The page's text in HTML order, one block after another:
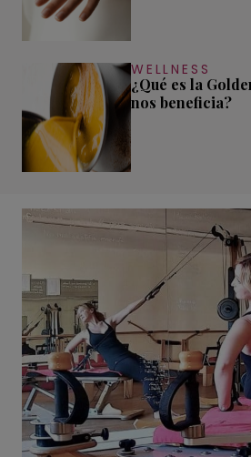
WELLNESS
¿Qué es la
nos beneficia?